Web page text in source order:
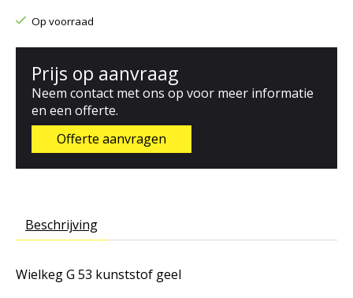
Op voorraad
Prijs op aanvraag
Neem contact met ons op voor meer informatie
en een offerte.
Offerte aanvragen
Beschrijving
Wielkeg G 53 kunststof geel